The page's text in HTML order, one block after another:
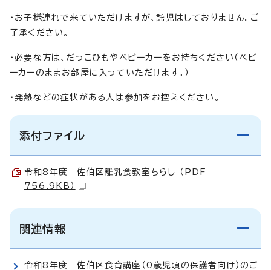
・お子様連れで来ていただけますが、託児はしておりません。ご
了承ください。
・必要な方は、だっこひもやベビーカーをお持ちください（ベビ
ーカーのままお部屋に入っていただけます。）
・発熱などの症状がある人は参加をお控えください。
添付ファイル
令和8年度 佐伯区離乳食教室ちらし （PDF
756.9KB）
関連情報
令和8年度 佐伯区食育講座（0歳児頃の保護者向け）のご